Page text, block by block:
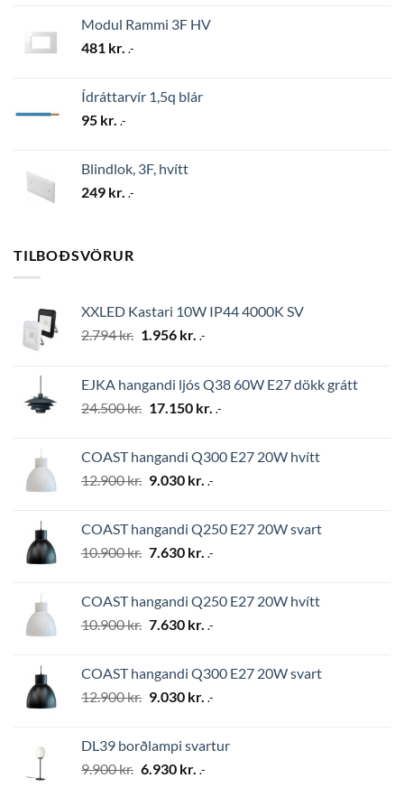
Modul Rammi 3F HV
481 kr. .-
Ídráttarvír 1,5q blár
95 kr. .-
Blindlok, 3F, hvítt
249 kr. .-
TILBOÐSVÖRUR
XXLED Kastari 10W IP44 4000K SV
2.794kr. Original
2.794 kr..
1.956 kr. Current
1.956 kr..
.-
EJKA hangandi ljós Q38 60W E27 dökk grátt
24.500kr. Original
24.500 kr..
17.150 kr. Current
17.150 kr..
.-
COAST hangandi Q300 E27 20W hvítt
12.900kr. Original
12.900 kr..
9.030 kr. Current
9.030 kr..
.-
COAST hangandi Q250 E27 20W svart
10.900kr. Original
10.900 kr..
7.630 kr. Current
7.630 kr..
.-
COAST hangandi Q250 E27 20W hvítt
10.900kr. Original
10.900 kr..
7.630 kr. Current
7.630 kr..
.-
COAST hangandi Q300 E27 20W svart
12.900kr. Original
12.900 kr..
9.030 kr. Current
9.030 kr..
.-
DL39 borðlampi svartur
9.900kr. Original
6.930 kr. Current
.-